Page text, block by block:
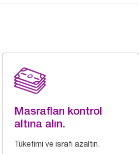
Masrafları kontrol
altına alın.
Tüketimi ve israfı azaltın.